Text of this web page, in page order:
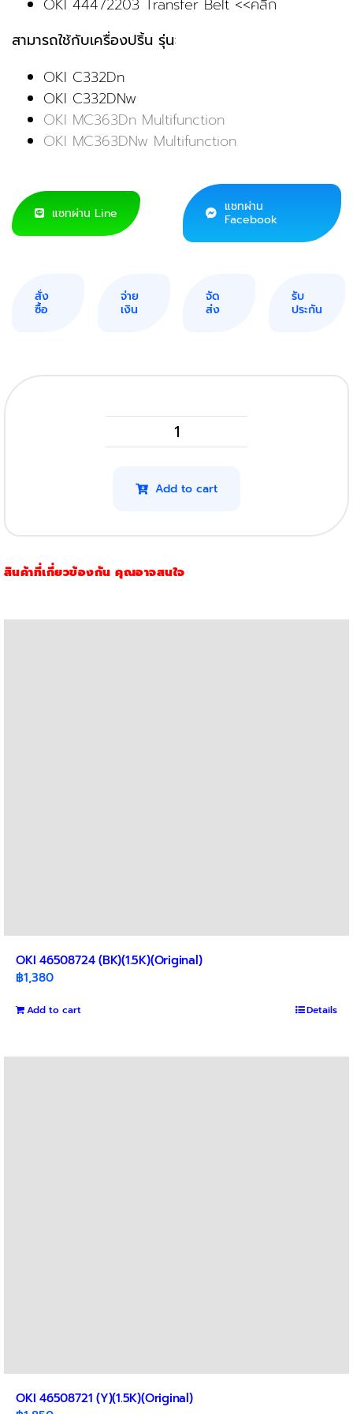
OKI 44472203 Transfer Belt <<คลิ๊ก
สามารถใช้กับเครื่องปริ้น รุ่น:
OKI C332Dn
OKI C332DNw
OKI MC363Dn Multifunction
OKI MC363DNw Multifunction
แชทผ่าน Line
แชทผ่าน
Facebook
สั่ง
ซื้อ
จ่าย
เงิน
จัด
ส่ง
รับ
ประกัน
OKI
4
Add to cart
สินค้าที่เกี่ยวข้องกัน คุณอาจสนใจ
OKI 46508724 (BK)(1.5K)(Original)
฿1,380
Add to cart Details
OKI 46508721 (Y)(1.5K)(Original)